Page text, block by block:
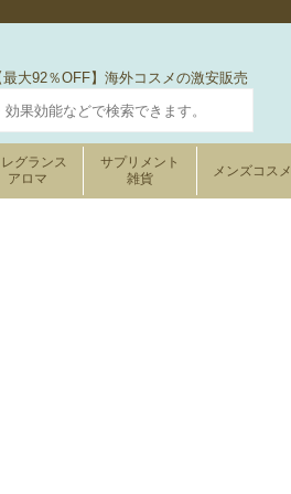
最大92％OFF】海外コスメの激安販売
グランス
アロマ
サプリメント
雑貨
メンズコスメ